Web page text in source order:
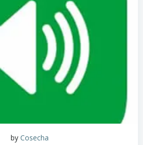
by Cosecha